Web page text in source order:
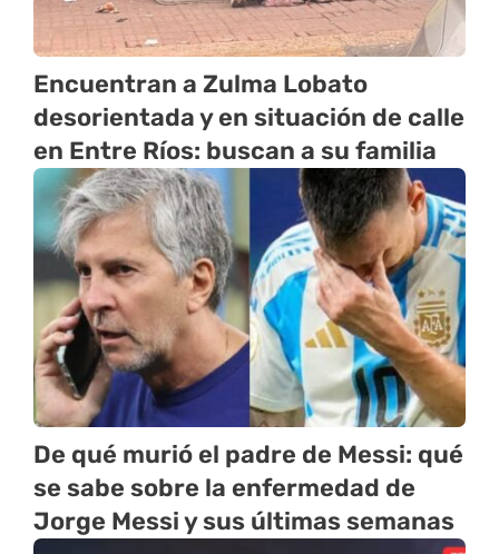
Encuentran a Zulma Lobato
desorientada y en situación de calle
en Entre Ríos: buscan a su familia
De qué murió el padre de Messi: qué
se sabe sobre la enfermedad de
Jorge Messi y sus últimas semanas